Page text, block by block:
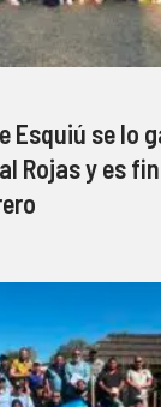
Esquiú se lo
Rojas y es